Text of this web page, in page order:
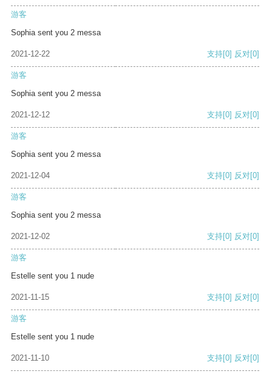
游客
Sophia sent you 2 messa
2021-12-22 支持[0] 反对[0]
游客
Sophia sent you 2 messa
2021-12-12 支持[0] 反对[0]
游客
Sophia sent you 2 messa
2021-12-04 支持[0] 反对[0]
游客
Sophia sent you 2 messa
2021-12-02 支持[0] 反对[0]
游客
Estelle sent you 1 nude
2021-11-15 支持[0] 反对[0]
游客
Estelle sent you 1 nude
2021-11-10 支持[0] 反对[0]